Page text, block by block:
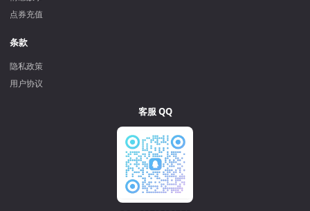
点券充值
条款
隐私政策
用户协议
客服 QQ